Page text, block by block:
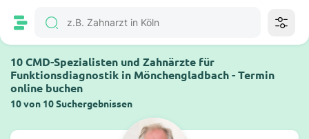
10 CMD-Spezialisten und Zahnärzte für
Funktionsdiagnostik in Mönchengladbach - Termin
online buchen
10 von 10 Suchergebnissen